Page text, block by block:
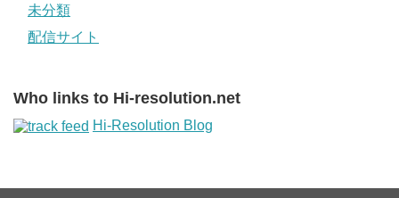
未分類
配信サイト
Who links to Hi-resolution.net
Hi-Resolution Blog